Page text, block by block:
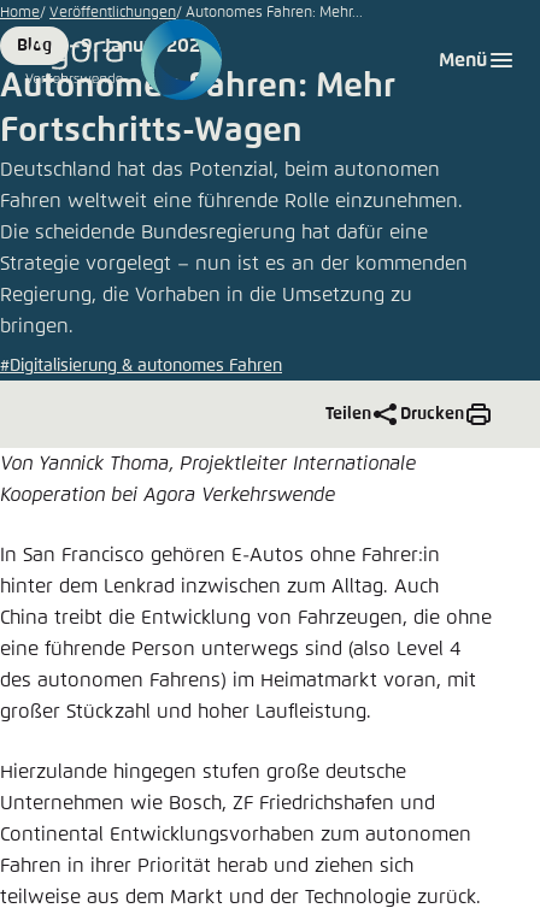
Zum
Hauptinhalt
gehen
Menü
Home Veröffentlichungen Autonomes Fahren: Mehr...
Format
Blog
Date
9. Januar 2025
Autonomes Fahren: Mehr
Fortschritts-Wagen
Deutschland hat das Potenzial, beim autonomen
Fahren weltweit eine führende Rolle einzunehmen.
Die scheidende Bundesregierung hat dafür eine
Strategie vorgelegt – nun ist es an der kommenden
Regierung, die Vorhaben in die Umsetzung zu
bringen.
#Digitalisierung & autonomes Fahren
©
iStock/Kinwun
Teilen Drucken
Von Yannick Thoma, Projektleiter Internationale
Kooperation bei Agora Verkehrswende
In San Francisco gehören E-Autos ohne Fahrer:in
hinter dem Lenkrad inzwischen zum Alltag. Auch
China treibt die Entwicklung von Fahrzeugen, die ohne
eine führende Person unterwegs sind (also Level 4
des autonomen Fahrens) im Heimatmarkt voran, mit
großer Stückzahl und hoher Laufleistung.
Hierzulande hingegen stufen große deutsche
Unternehmen wie Bosch, ZF Friedrichshafen und
Continental Entwicklungsvorhaben zum autonomen
Fahren in ihrer Priorität herab und ziehen sich
teilweise aus dem Markt und der Technologie zurück.
Login
Melden Sie sich an um ..., ... und ... zu verwalten.
Passwort Passwort vergessen?
Noch kein Benutzerkonto?
Abbrechen
Sprache auswählen
Englisch
Agora Think Tanks
Erscheinungsbild der Webseite
Diese Webseite passt ihr Farbschema basierend
auf Ihren Einstellungen an. Wählen Sie aus,
Close
Hell
Dunkel
Automatisch
Einstellung für diese Webseite im Browser
speichern
Übernehmen